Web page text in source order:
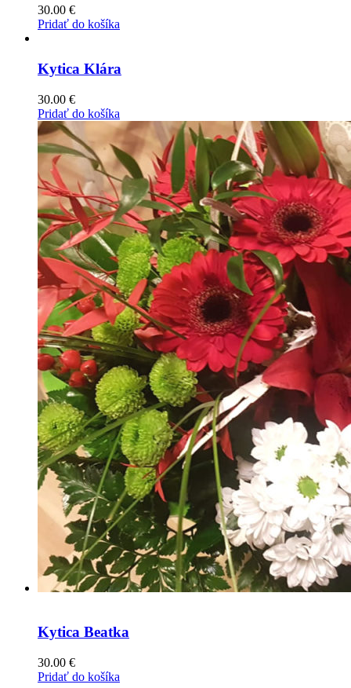
30.00 €
Pridať do košíka
Kytica Klára
30.00 €
Pridať do košíka
Kytica Beatka
30.00 €
Pridať do košíka